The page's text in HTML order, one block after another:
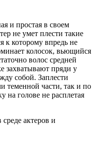
и простая в своем
не умет плести такие
к которому впредь не
колосок, вьющийся
волос средней
захватывают пряди у
собой. Заплести
теменной части, так и по
на голове не расплетая
актеров и